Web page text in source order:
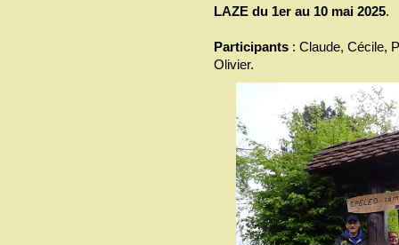
LAZE du 1er au 10 mai 2025.
Participants : Claude, Cécile,
Olivier.